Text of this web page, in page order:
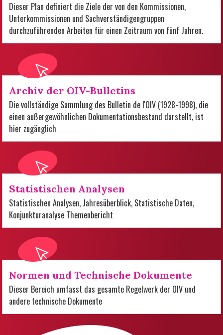
Dieser Plan definiert die Ziele der von den Kommissionen,
Unterkommissionen und Sachverständigengruppen
durchzuführenden Arbeiten für einen Zeitraum von fünf Jahren.
Archiv der OIV-Bulletins
Die vollständige Sammlung des Bulletin de l'OIV (1928-1998), die
einen außergewöhnlichen Dokumentationsbestand darstellt, ist
hier zugänglich
Statistischen Analysen
Statistischen Analysen, Jahresüberblick, Statistische Daten,
Konjunkturanalyse Themenbericht
Normen und Technische Dokumente
Dieser Bereich umfasst das gesamte Regelwerk der OIV und
andere technische Dokumente